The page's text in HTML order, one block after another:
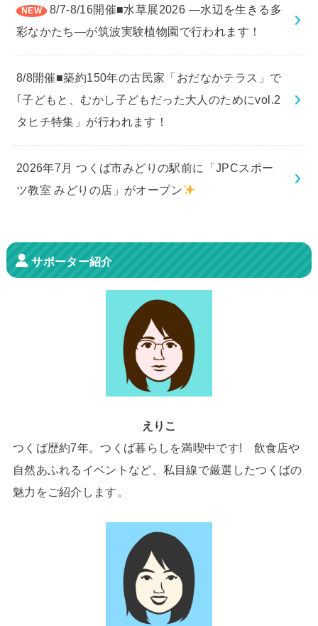
8/7-8/16開催■水草展2026 ―水辺を生きる多
彩なかたち―が筑波実験植物園で行われます！
8/8開催■築約150年の古民家「おだなかテラス」で
｢子どもと、むかし子どもだった大人のためにvol.2
タヒチ特集」が行われます！
2026年7月 つくば市みどりの駅前に「JPCスポー
ツ教室 みどりの店」がオープン
サポーター紹介
えりこ
つくば歴約7年。つくば暮らしを満喫中です! 飲食店や
自然あふれるイベントなど、私目線で厳選したつくばの
魅力をご紹介します。